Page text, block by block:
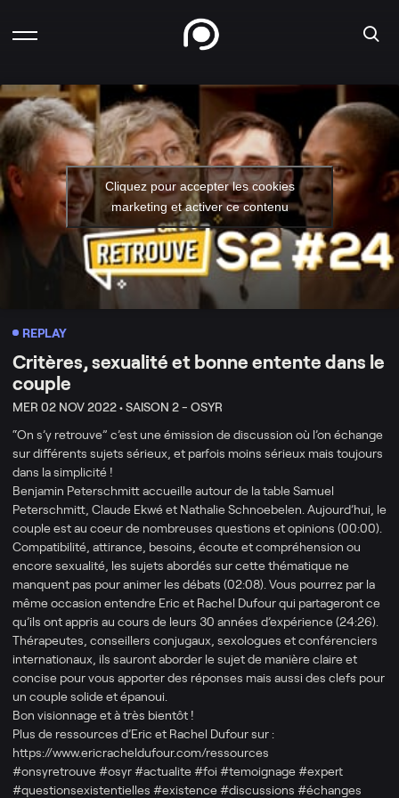
Cliquez pour accepter les cookies
marketing et activer ce contenu
REPLAY
Critères, sexualité et bonne entente dans le
couple
MER 02 NOV 2022 •SAISON 2 - OSYR
“On s’y retrouve” c’est une émission de discussion où l’on échange
sur différents sujets sérieux, et parfois moins sérieux mais toujours
dans la simplicité !
Benjamin Peterschmitt accueille autour de la table Samuel
Peterschmitt, Claude Ekwé et Nathalie Schnoebelen. Aujourd’hui, le
couple est au coeur de nombreuses questions et opinions (00:00).
Compatibilité, attirance, besoins, écoute et compréhension ou
encore sexualité, les sujets abordés sur cette thématique ne
manquent pas pour animer les débats (02:08). Vous pourrez par la
même occasion entendre Eric et Rachel Dufour qui partageront ce
qu’ils ont appris au cours de leurs 30 années d’expérience (24:26).
Thérapeutes, conseillers conjugaux, sexologues et conférenciers
internationaux, ils sauront aborder le sujet de manière claire et
concise pour vous apporter des réponses mais aussi des clefs pour
un couple solide et épanoui.
Bon visionnage et à très bientôt !
Plus de ressources d’Eric et Rachel Dufour sur :
https://www.ericracheldufour.com/ressources
#onsyretrouve #osyr #actualite #foi #temoignage #expert
#questionsexistentielles #existence #discussions #échanges